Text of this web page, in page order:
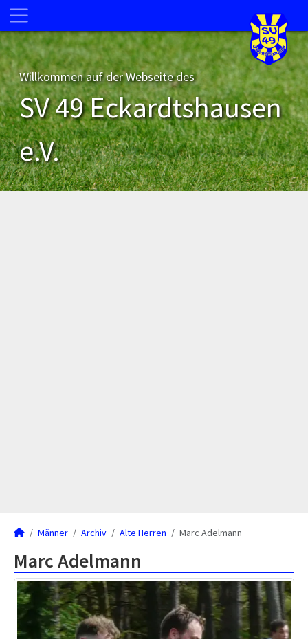
Willkommen auf der Webseite des
SV 49 Eckardtshausen
e.V.
Männer Archiv Alte Herren Marc Adelmann
Marc Adelmann